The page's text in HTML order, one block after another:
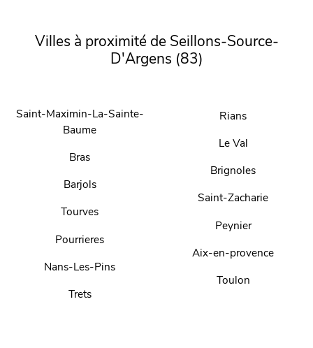
Villes à proximité de Seillons-Source-
D'Argens (83)
Saint-Maximin-La-Sainte-
Baume
Bras
Barjols
Tourves
Pourrieres
Nans-Les-Pins
Trets
Rians
Le Val
Brignoles
Saint-Zacharie
Peynier
Aix-en-provence
Toulon